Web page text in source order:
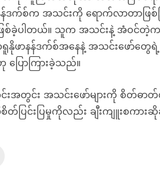
နန်ဒက်စ်က အသင်းကို ရောက်လာတာဖြ
ပါတယ်။ သူက အသင်းနဲ့ အံဝင်တဲ့ကစာ
ဖာနန်ဒက်စ်အနေနဲ့ အသင်းဖော်တွေ
ြောကြားခဲ့သည်။
းအတွင်း အသင်းဖော်များကို စိတ်ဓ
တ်ပြင်းပြမှုကိုလည်း ချီးကျူးစကား